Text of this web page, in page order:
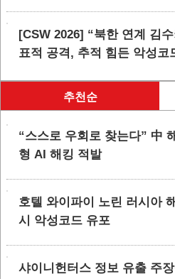
[CSW 2026] “북한 연계 김
표적 공격, 추적 힘든 악성코
추천순
“스스로 우회로 찾는다” 中
형 AI 해킹 적발
호텔 와이파이 노린 러시아
시 악성코드 유포
샤이니헌터스 정보 유출 주